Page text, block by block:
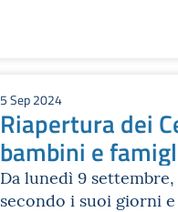
5 Sep 2024
Riapertura dei
bambini e
Da lunedì 9
secondo i suoi giorni